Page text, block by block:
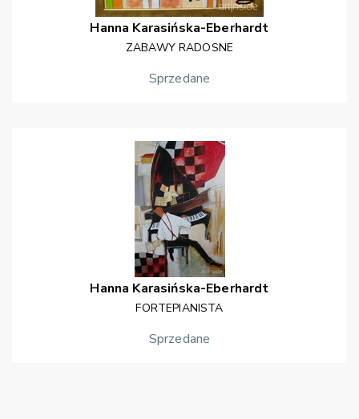
Hanna Karasińska-Eberhardt
ZABAWY RADOSNE
Sprzedane
Hanna Karasińska-Eberhardt
FORTEPIANISTA
Sprzedane